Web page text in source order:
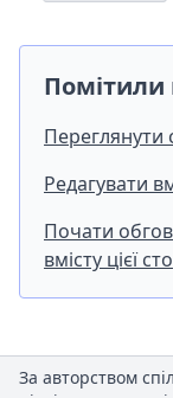
Помітили
Переглянути
Редагувати
Почати
вмісту цієї
За авторством